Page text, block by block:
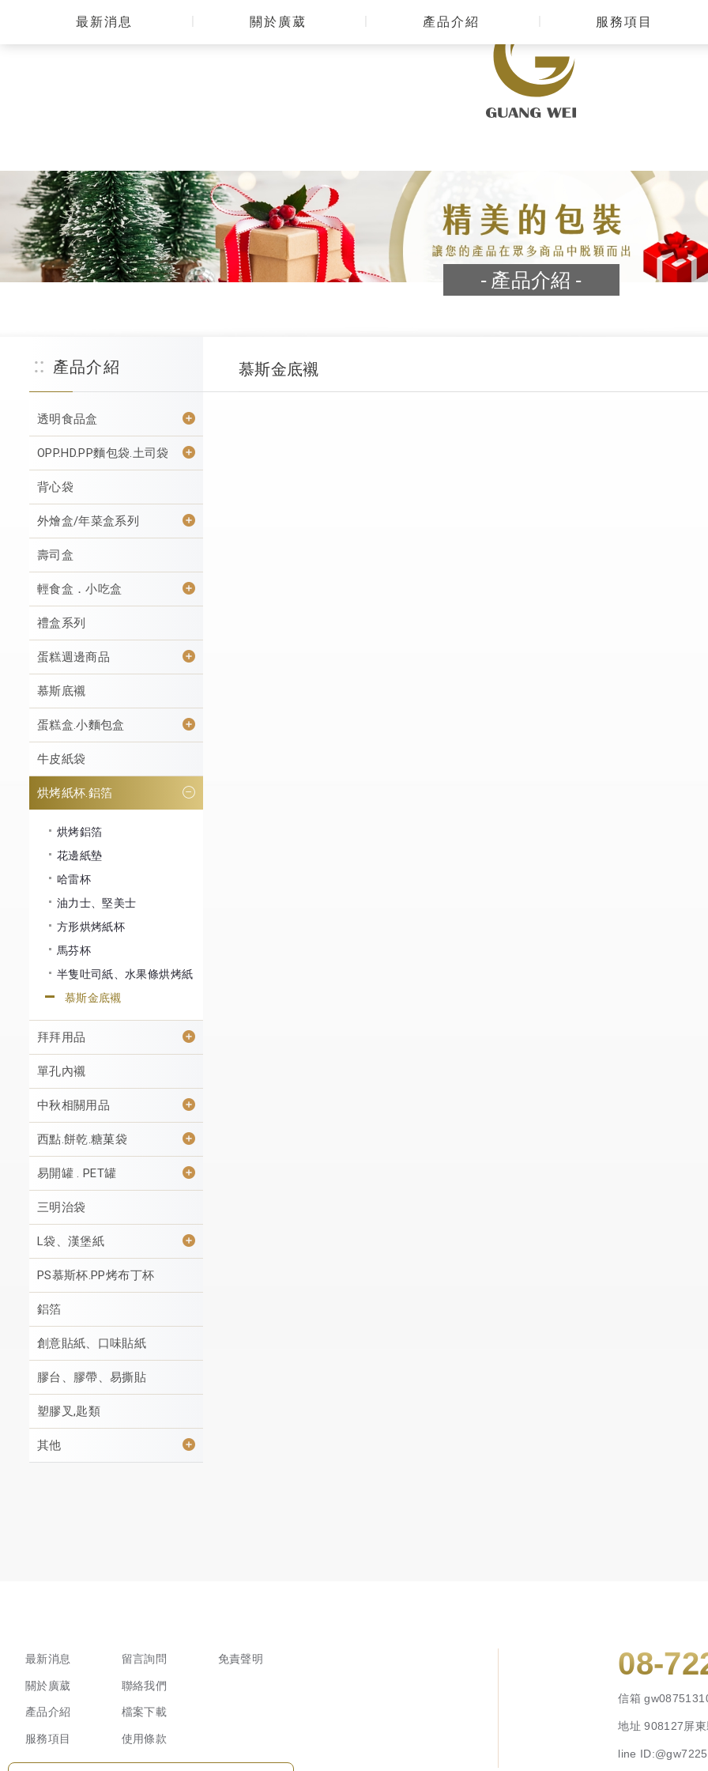
最新消息 關於廣葳 產品介紹 服務項目
產品介紹
產品介紹
透明食品盒
OPP.HD.PP麵包袋.土司袋
背心袋
外燴盒/年菜盒系列
壽司盒
輕食盒．小吃盒
禮盒系列
蛋糕週邊商品
慕斯底襯
蛋糕盒.小麵包盒
牛皮紙袋
烘烤紙杯.鋁箔
烘烤鋁箔
花邊紙墊
哈雷杯
油力士、堅美士
方形烘烤紙杯
馬芬杯
半隻吐司紙、水果條烘烤紙
慕斯金底襯
拜拜用品
單孔內襯
中秋相關用品
西點.餅乾.糖菓袋
易開罐 . PET罐
三明治袋
L袋、漢堡紙
PS慕斯杯.PP烤布丁杯
鋁箔
創意貼紙、口味貼紙
膠台、膠帶、易撕貼
塑膠叉,匙類
其他
慕斯金底襯
08-
信箱
地址908127屏
line
最新消息
關於廣葳
產品介紹
服務項目
留言詢問
聯絡我們
檔案下載
使用條款
免責聲明